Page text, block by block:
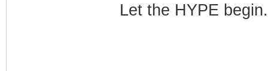
Let the HYPE begin.